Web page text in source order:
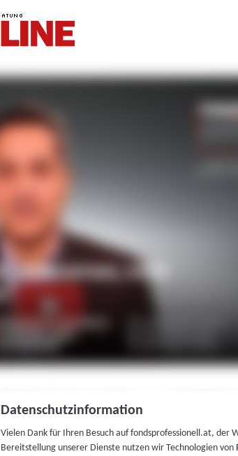
Datenschutzinformation
Vielen Dank für Ihren Besuch auf fondsprofessionell.at, der
Bereitstellung unserer Dienste nutzen wir Technologien von